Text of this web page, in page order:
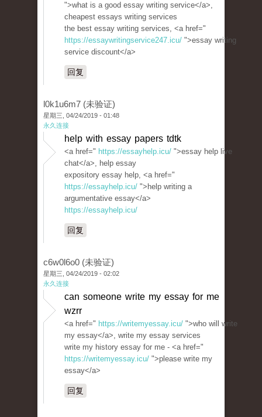
">what is a good essay writing service</a>,
cheapest essays writing services
the best essay writing services, <a href="
https://essaywritingservice247.icu/ ">essay writing
service discount</a>
回复
l0k1u6m7 (未验证)
星期三, 04/24/2019 - 01:48
永久连接
help with essay papers tdtk
<a href=" https://essayhelp.icu/ ">essay help live
chat</a>, help essay
expository essay help, <a href="
https://essayhelp.icu/ ">help writing a
argumentative essay</a>
https://essayhelp.icu/
回复
c6w0l6o0 (未验证)
星期三, 04/24/2019 - 02:02
永久连接
can someone write my essay for me
wzrr
<a href=" https://writemyessay.icu/ ">who will write
my essay</a>, write my essay services
write my history essay for me - <a href="
https://writemyessay.icu/ ">please write my
essay</a>
回复